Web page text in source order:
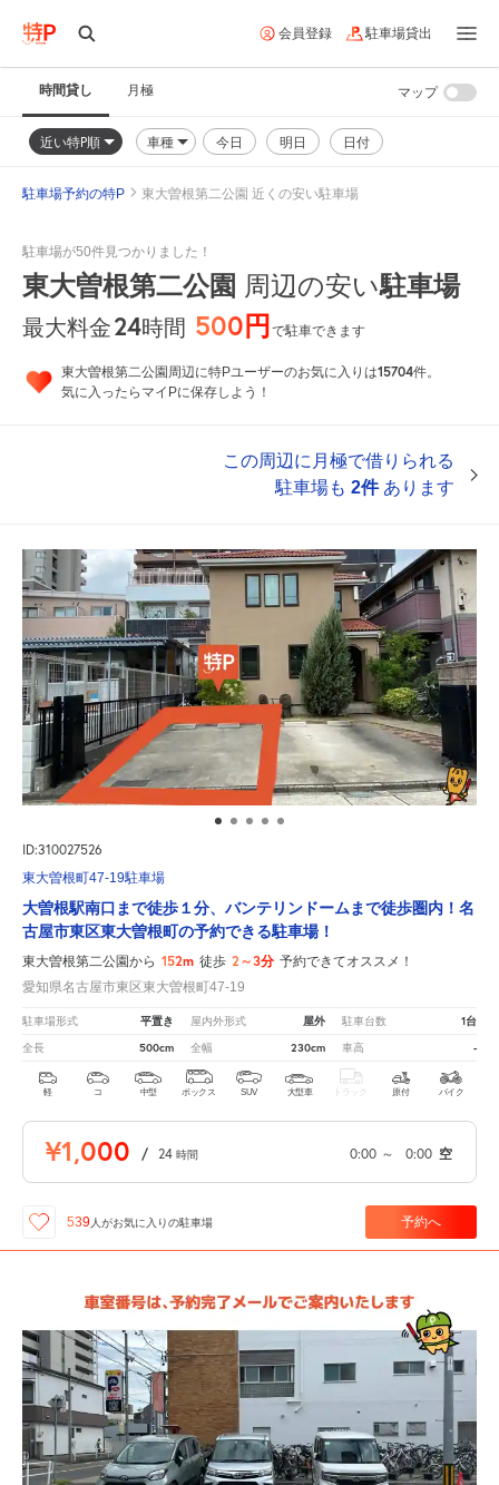
会員登録 駐車場貸出
時間貸し 月極
近い特P順 車種 今日 明日 日付
マップ
駐車場予約の特P 東大曽根第二公園 近くの安い駐車場
駐車場が50件見つかりました！
東大曽根第二公園 周辺の安い駐車場
最大料金24時間 500円で駐車できます
東大曽根第二公園周辺に特Pユーザーのお気に入りは15704件。
気に入ったらマイPに保存しよう！
この周辺に月極で借りられる
駐車場も 2件あります
ID:310027526
東大曽根町47-19駐車場
大曽根駅南口まで徒歩１分、バンテリンドームまで徒歩圏内！名
古屋市東区東大曽根町の予約できる駐車場！
東大曽根第二公園から 152m 徒歩 2～3分 予約できてオススメ！
愛知県名古屋市東区東大曽根町47-19
駐車場形式 平置き 屋内外形式 屋外 駐車台数 1台
全長 500cm 全幅 230cm 車高 -
軽 コ 中型 ボックス SUV 大型車 トラック 原付 バイク
¥1,000 / 24 時間 0:00 ～ 0:00 空
539 人がお気に入りの駐車場 予約へ